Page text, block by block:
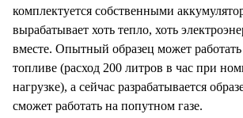
комплектуется собственными
вырабатывает хоть тепло, хоть
вместе. Опытный образец может
топливе (расход 200 литров в час при
нагрузке), а сейчас разрабатывается
сможет работать на попутном газе.